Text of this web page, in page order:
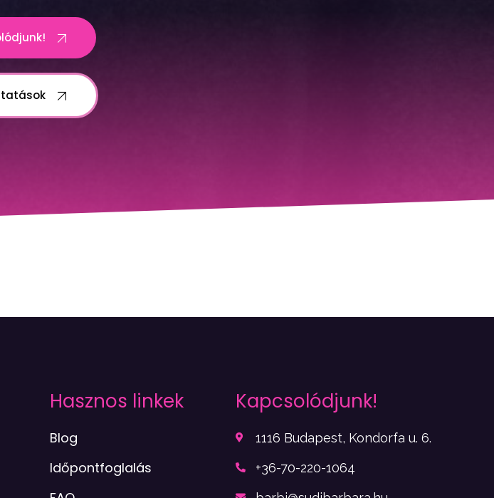
Hasznos linkek
Blog
Időpontfoglalás
Kapcsolódjunk!
1116 Budapest, Kondorfa u. 6.
+36-70-220-1064